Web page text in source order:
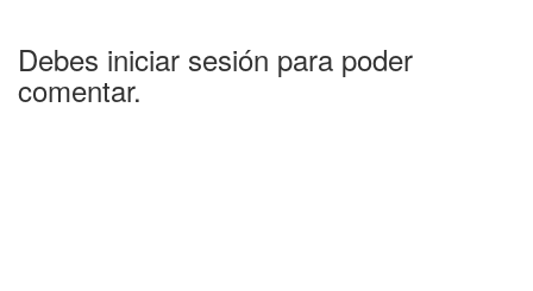
Debes iniciar sesión para poder
comentar.